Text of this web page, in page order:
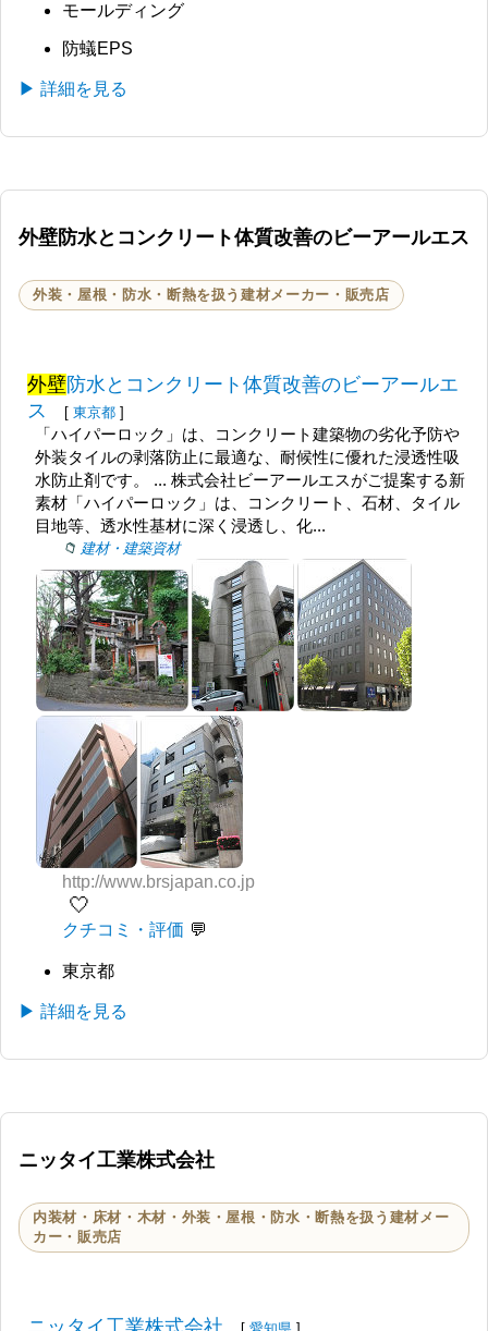
モールディング
防蟻EPS
▶ 詳細を見る
外壁防水とコンクリート体質改善のビーアールエス
外装・屋根・防水・断熱を扱う建材メーカー・販売店
外壁防水とコンクリート体質改善のビーアールエ
ス
[ 東京都 ]
「ハイパーロック」は、コンクリート建築物の劣化予防や
外装タイルの剥落防止に最適な、耐候性に優れた浸透性吸
水防止剤です。 ... 株式会社ビーアールエスがご提案する新
素材「ハイパーロック」は、コンクリート、石材、タイル
目地等、透水性基材に深く浸透し、化...
建材・建築資材
http://www.brsjapan.co.jp
🤍
クチコミ・評価
東京都
▶ 詳細を見る
ニッタイ工業株式会社
内装材・床材・木材・外装・屋根・防水・断熱を扱う建材メー
カー・販売店